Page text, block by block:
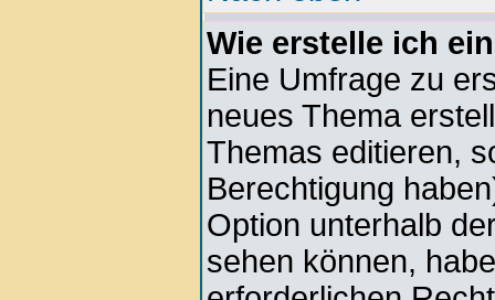
Wie erstelle ich
Eine Umfrage zu
neues Thema
Themas editieren,
Berechtigung
Option unterhalb
sehen können,